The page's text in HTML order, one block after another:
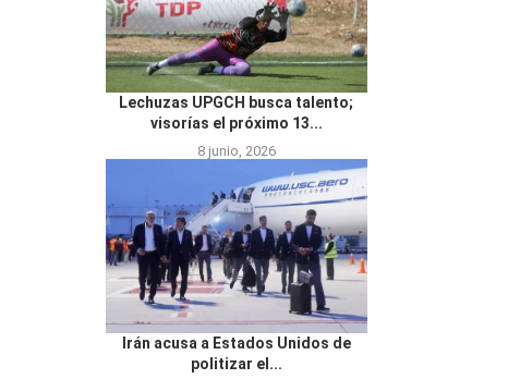
Lechuzas UPGCH busca talento;
visorías el próximo 13...
8 junio, 2026
Irán acusa a Estados Unidos de
politizar el...